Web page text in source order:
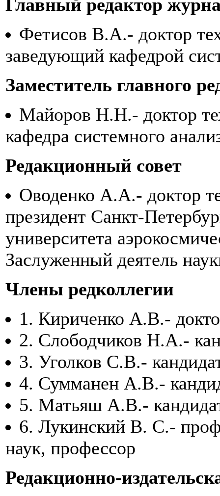
Главный редактор
Фетисов В.А.- доктор
заведующий кафедрой
Заместитель главного
Майоров Н.Н.- доктор
кафедра системного
Редакционный совет
Оводенко А.А.- доктор
президент Санкт-
университета
Заслуженный деятель
Члены редколлегии
1. Кириченко А.В.-
2. Слободчиков Н.А.-
3. Уголков С.В.-
4. Сумманен А.В.-
5. Матьяш А.В.-
6. Лукинский В. С.-
наук, профессор
Редакционно-